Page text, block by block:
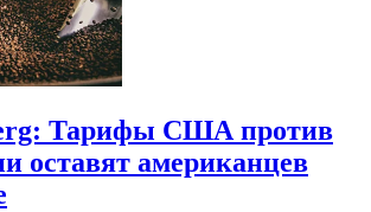
Тарифы США против
оставят американцев